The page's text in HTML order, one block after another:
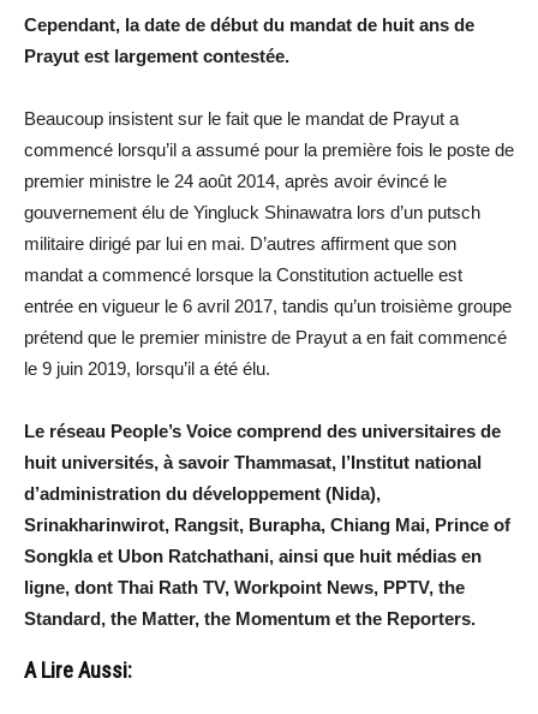
Cependant, la date de début du mandat de huit ans de
Prayut est largement contestée.
Beaucoup insistent sur le fait que le mandat de Prayut a
commencé lorsqu’il a assumé pour la première fois le poste de
premier ministre le 24 août 2014, après avoir évincé le
gouvernement élu de Yingluck Shinawatra lors d’un putsch
militaire dirigé par lui en mai. D’autres affirment que son
mandat a commencé lorsque la Constitution actuelle est
entrée en vigueur le 6 avril 2017, tandis qu’un troisième groupe
prétend que le premier ministre de Prayut a en fait commencé
le 9 juin 2019, lorsqu’il a été élu.
Le réseau People’s Voice comprend des universitaires de
huit universités, à savoir Thammasat, l’Institut national
d’administration du développement (Nida),
Srinakharinwirot, Rangsit, Burapha, Chiang Mai, Prince of
Songkla et Ubon Ratchathani, ainsi que huit médias en
ligne, dont Thai Rath TV, Workpoint News, PPTV, the
Standard, the Matter, the Momentum et the Reporters.
A Lire Aussi: